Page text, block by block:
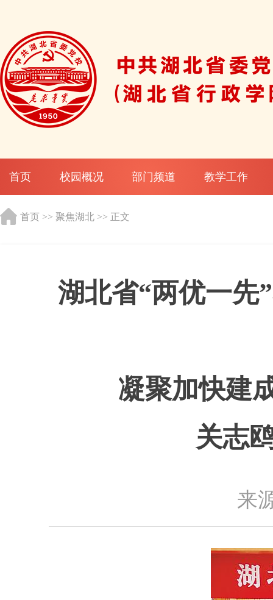
首页 校园概况 部门频道 教学工作
首页 >> 聚焦湖北 >> 正文
湖北省“两优一先
凝聚加快建
关志
来